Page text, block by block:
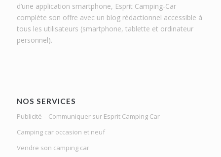
d’une application smartphone, Esprit Camping-Car
complète son offre avec un blog rédactionnel accessible à
tous les utilisateurs (smartphone, tablette et ordinateur
personnel).
NOS SERVICES
Publicité – Communiquer sur Esprit Camping Car
Camping car occasion et neuf
Vendre son camping car